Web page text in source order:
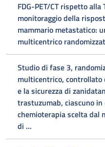
FDG-PET/CT rispetto alla
monitoraggio della
mammario metastatico:
multicentrico
Studio di fase 3,
multicentrico, controllato che
e la sicurezza di
trastuzumab, ciascuno in
chemioterapia scelta dal
di ...